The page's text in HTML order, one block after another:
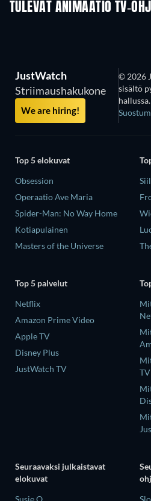
TULEVAT ANIMAATIO TV-
Kausi 2
JustWatch
Striimaushakukone
We are hiring!
© 2026
sisältö
hallussa.
Top 5 elokuvat
Obsession
Operaatio Ave Maria
Spider-Man: No Way Home
Kotiapulainen
Masters of the Universe
Top 5 palvelut
Netflix
Amazon Prime Video
Apple TV
Disney Plus
JustWatch TV
TV
Seuraavaksi julkaistavat
elokuvat
Susie Q